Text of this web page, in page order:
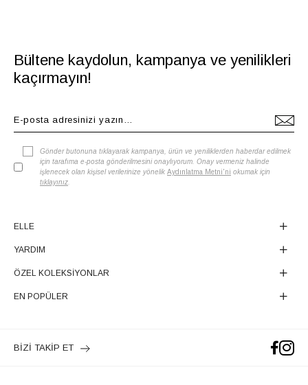
Bültene kaydolun, kampanya ve yenilikleri
kaçırmayın!
Gönder butonuna tıklayarak kampanya, ürün ve yeniliklerden haberdar edilmek
için tarafıma e-posta gönderilmesini onaylıyorum. Onay vermeniz halinde
işlenecek olan kişisel verilerinize yönelik Aydınlatma Metni'ni okumak için
tıklayınız
ELLE
YARDIM
ÖZEL KOLEKSİYONLAR
EN POPÜLER
BİZİ TAKİP ET